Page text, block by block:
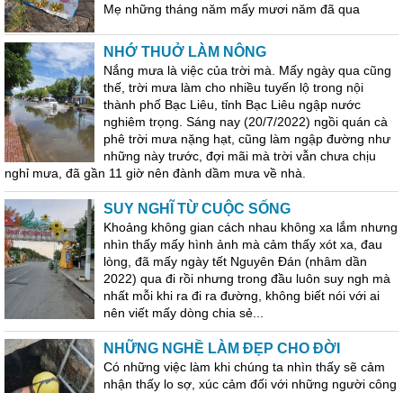
Mẹ những tháng năm mấy mươi năm đã qua
NHỚ THUỞ LÀM NÔNG
Nắng mưa là việc của trời mà. Mấy ngày qua cũng
thế, trời mưa làm cho nhiều tuyến lộ trong nội
thành phố Bạc Liêu, tỉnh Bạc Liêu ngập nước
nghiêm trọng. Sáng nay (20/7/2022) ngồi quán cà
phê trời mưa nặng hạt, cũng làm ngập đường như
những này trước, đợi mãi mà trời vẫn chưa chịu
nghỉ mưa, đã gần 11 giờ nên đành dầm mưa về nhà.
SUY NGHĨ TỪ CUỘC SỐNG
Khoảng không gian cách nhau không xa lắm nhưng
nhìn thấy mấy hình ảnh mà cảm thấy xót xa, đau
lòng, đã mấy ngày tết Nguyên Đán (nhâm dần
2022) qua đi rồi nhưng trong đầu luôn suy ngh mà
nhất mỗi khi ra đi ra đường, không biết nói với ai
nên viết mấy dòng chia sẻ...
NHỮNG NGHỀ LÀM ĐẸP CHO ĐỜI
Có những việc làm khi chúng ta nhìn thấy sẽ cảm
nhận thấy lo sợ, xúc cảm đối với những người công